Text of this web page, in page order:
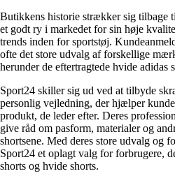
Butikkens historie strækker sig tilbage
et godt ry i markedet for sin høje
trends inden for sportstøj.
ofte det store udvalg af forskellige
herunder de eftertragtede hvide adidas
Sport24 skiller sig ud ved at tilbyde
personlig vejledning, der hjælper
produkt, de leder efter. Deres
give råd om pasform, materialer og
shortsene. Med deres store udvalg og
Sport24 et oplagt valg for forbrugere,
shorts og hvide shorts.